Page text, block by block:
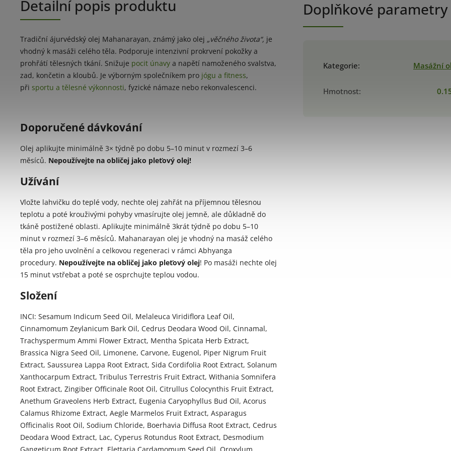
Detailní popis produktu
Tradiční ájurvédský olej Mahanarayan, známý jako olej „věčného života“, je
vhodný k masáži celého těla. Podporuje intenzivní prokrvení pokožky a
prohřátí tělesných tkání. Snižuje pocit únavy a napětí namoženého svalstva,
zad, končetin a kloubů. Je výborným společníkem pro jógu a fitness,
při sportu a tělesné výkonnosti, fyzické námaze nebo rekonvalescenci.
Doporučené dávkování
Olej aplikujte minimálně 3× týdně po dobu 5–10 minut v rozmezí 3–6
měsíců. Nepoužívejte na obličej jako pleťový olej!
Užívání
Vložte lahvičku do teplé vody, nechte olej zahřát na příjemnou tělesnou
teplotu a poté krouživými pohyby vmasírujte olej jemně, ale důkladně do
tkáně postižené oblasti. Aplikujte minimálně 3krát týdně po dobu 5–10
minut v rozmezí 3–6 měsíců. Mahanarayan olej je vhodný na masáž celého
těla pro jeho uvolnění a celkovou regeneraci v rámci Abhyanga
procedury. Nepoužívejte na obličej jako pleťový olej! Po masáži nechte olej
15 minut vstřebat a poté se osprchujte teplou vodou.
Složení
INCI: Sesamum Indicum Seed Oil, Melaleuca Viridiflora Leaf Oil,
Cinnamomum Zeylanicum Bark Oil, Cedrus Deodara Wood Oil, Cinnamal,
Trachyspermum Ammi Flower Extract, Mentha Spicata Herb Extract,
Brassica Nigra Seed Oil, Limonene, Carvone, Eugenol, Piper Nigrum Fruit
Extract, Saussurea Lappa Root Extract, Sida Cordifolia Root Extract, Solanum
Xanthocarpum Extract, Tribulus Terrestris Fruit Extract, Withania Somnifera
Root Extract, Zingiber Officinale Root Oil, Citrullus Colocynthis Fruit Extract,
Anethum Graveolens Herb Extract, Eugenia Caryophyllus Bud Oil, Acorus
Calamus Rhizome Extract, Aegle Marmelos Fruit Extract, Asparagus
Officinalis Root Oil, Sodium Chloride, Boerhavia Diffusa Root Extract, Cedrus
Deodara Wood Extract, Lac, Cyperus Rotundus Root Extract, Desmodium
Gangeticum Root Extract, Elettaria Cardamomum Seed Oil, Oroxylum
Doplňkové parametry
Kategorie: Masážní
Hmotnost: